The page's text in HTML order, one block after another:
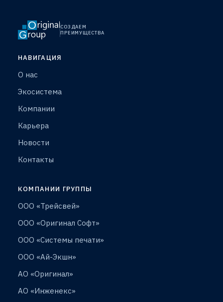
СОЗДАЕМ
ПРЕИМУЩЕСТВА
НАВИГАЦИЯ
О нас
Экосистема
Компании
Карьера
Новости
Контакты
КОМПАНИИ ГРУППЫ
ООО «Трейсвей»
ООО «Оригинал Софт»
ООО «Системы печати»
ООО «Ай-Экшн»
АО «Оригинал»
АО «Инженекс»